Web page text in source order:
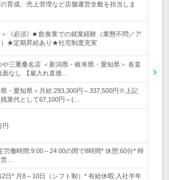
育成、売上管理など店舗運営全般を担当しま
《必須》■ 飲食業での就業経験（業態不問／ア
）★定期昇給あり★社宅制度充実
や三重桑名店 ＜新潟県・岐阜県・愛知県＞ 各直
なし 【雇入れ直後…
県・愛知県＞月給:293,300円～337,500円※上記
業代として67,100円～(…
円
労働時間:9:00～24:00の間で8時間* 休憩:60分* 時
…
日* 月8～10日（シフト制）* 有給休暇:入社半年